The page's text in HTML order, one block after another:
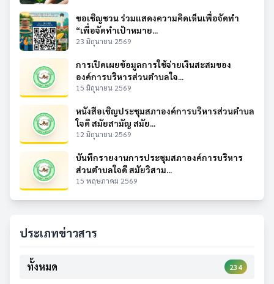
ขอเชิญชวน ร่วมแสดงความคิดเห็นเพื่อจัดทำ
“เพื่อจัดทำเป้าหมาย...
23 มิถุนายน 2569
การเปิดเผยข้อมูลการใช้จ่ายเงินสะสมของ
องค์การบริหารส่วนตำบลใจ...
15 มิถุนายน 2569
หนังสือเชิญประชุมสภาองค์การบริหารส่วนตำบล
ใจดี สมัยสามัญ สมัย...
12 มิถุนายน 2569
บันทึกรายงานการประชุมสภาองค์การบริหาร
ส่วนตำบลใจดี สมัยวิสาม...
15 พฤษภาคม 2569
ประเภทข่าวสาร
ทั้งหมด 234